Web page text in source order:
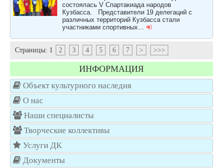
состоялась V Спартакиада народов
Кузбасса. Представители 19 делегаций с
различных территорий Кузбасса стали
участниками спортивных…
Страницы: 1 2 3 4 5 6 7 > >>>
ИНФОРМАЦИЯ
Объект культурного наследия
О нас
Наши специалисты
Творческие коллективы
Услуги ДК
Документы